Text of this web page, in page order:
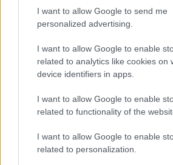
I want to allow Google to send me
personalized advertising.
I want to allow Google to enable
related to analytics like cookies on
device identifiers in apps.
I want to allow Google to enable
related to functionality of the
I want to allow Google to enable
related to personalization.